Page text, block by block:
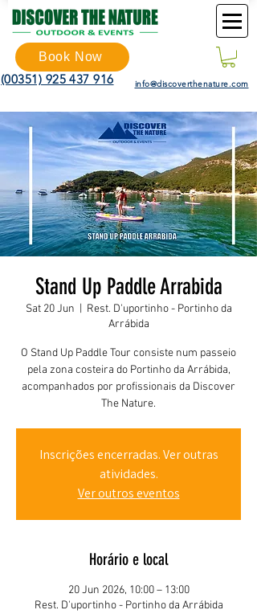
Book Now
(00351) 925 437 916 info@discoverthenature.com
Stand Up Paddle Arrabida
Sat 20 Jun
Rest. D'uportinho - Portinho da
Arrábida
O Stand Up Paddle Tour consiste num passeio
pela zona costeira do Portinho da Arrábida,
acompanhados por profissionais da Discover
The Nature.
Inscrições encerradas. Ver outras
atividades.
Ver outros eventos
Horário e local
20 Jun 2026, 10:00 – 13:00
Rest. D'uportinho - Portinho da Arrábida